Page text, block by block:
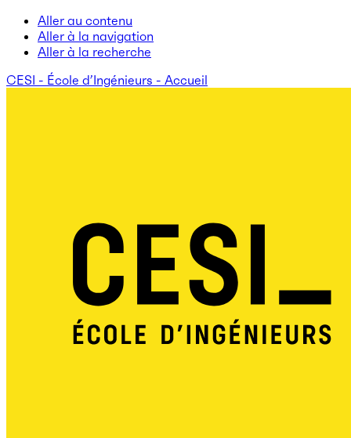
Aller au contenu
Aller à la navigation
Aller à la recherche
CESI - École d’Ingénieurs - Accueil